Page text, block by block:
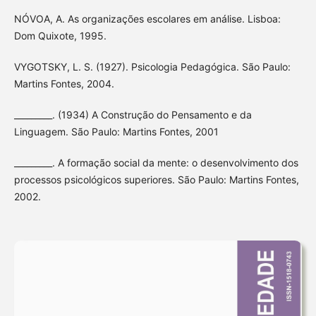
NÓVOA, A. As organizações escolares em análise. Lisboa:
Dom Quixote, 1995.
VYGOTSKY, L. S. (1927). Psicologia Pedagógica. São Paulo:
Martins Fontes, 2004.
_________. (1934) A Construção do Pensamento e da
Linguagem. São Paulo: Martins Fontes, 2001
_________. A formação social da mente: o desenvolvimento dos
processos psicológicos superiores. São Paulo: Martins Fontes,
2002.